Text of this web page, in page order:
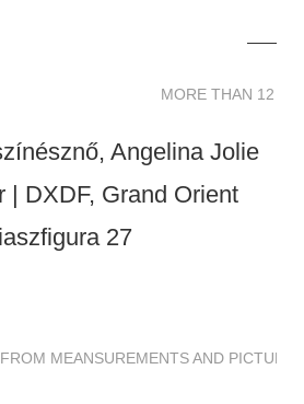
MORE THAN 12
FROM MEANSUREMENTS AND